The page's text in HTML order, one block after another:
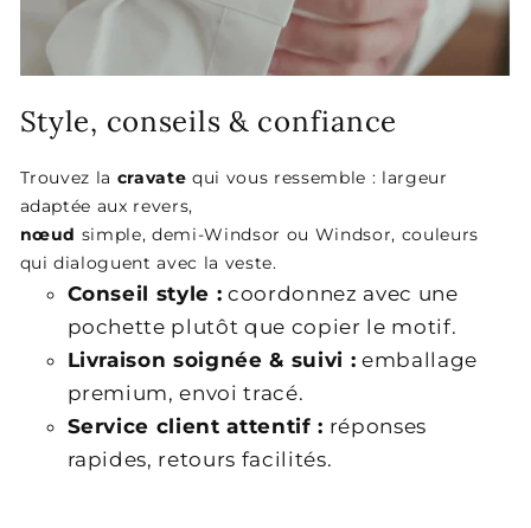
Style, conseils & confiance
Trouvez la cravate qui vous ressemble : largeur
adaptée aux revers,
nœud simple, demi-Windsor ou Windsor, couleurs
qui dialoguent avec la veste.
Conseil style : coordonnez avec une
pochette plutôt que copier le motif.
Livraison soignée & suivi : emballage
premium, envoi tracé.
Service client attentif : réponses
rapides, retours facilités.